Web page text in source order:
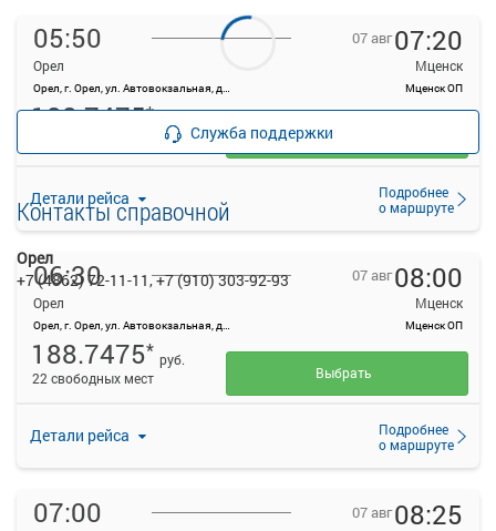
05:50
Орел
Орел, г. Орел, ул. Автовокзальная, д. 1
07 авг07:20
Мценск
Мценск ОП
Детали рейса
Подробнее
о маршруте
188.7475*
руб.
Выбрать
06:30
Орел
Орел, г. Орел, ул. Автовокзальная, д. 1
07 авг08:00
Мценск
Мценск ОП
Детали рейса
Подробнее
о маршруте
188.7475* руб.
22 свободных мест
Выбрать
07:00 07 авг08:25
Служба поддержки
Контакты справочной
Орел
+7 (4862) 72-11-11, +7 (910) 303-92-93